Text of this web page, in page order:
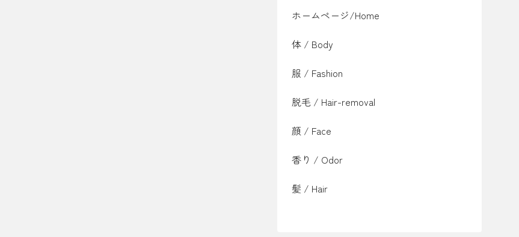
ホームページ/Home
体 / Body
服 / Fashion
脱毛 / Hair-removal
顔 / Face
香り / Odor
髪 / Hair